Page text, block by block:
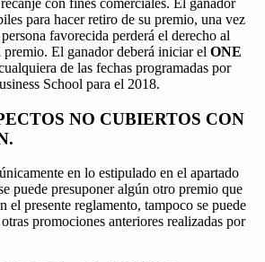
con fines comerciales. El ganador
para hacer retiro de su premio, una vez
favorecida perderá el derecho al
El ganador deberá iniciar el ONE
de las fechas programadas por
School para el 2018.
NO CUBIERTOS CON
en lo estipulado en el apartado
puede presuponer algún otro premio que
el presente reglamento, tampoco se puede
promociones anteriores realizadas por